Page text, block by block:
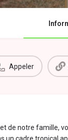
Appeler
de notre famille,